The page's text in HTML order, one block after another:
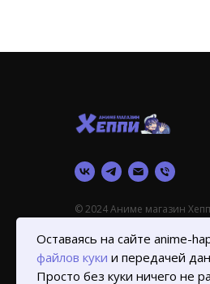
© 2024 Аниме магазин
Оставаясь на сайте anime-
файлов куки и передачей
Просто без куки ничего не